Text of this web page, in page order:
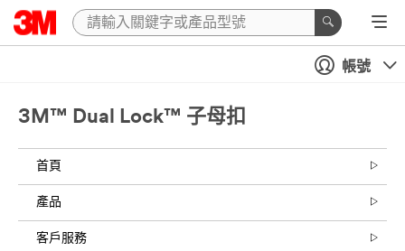
帳號
3M™ Dual Lock™ 子母扣
首頁
產品
客戶服務